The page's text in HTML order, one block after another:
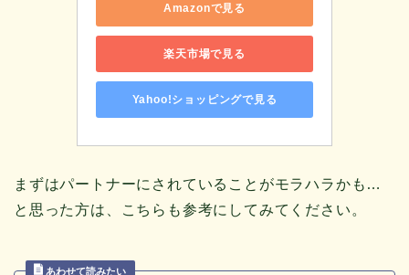
Amazonで見る
楽天市場で見る
Yahoo!ショッピングで見る
まずはパートナーにされていることがモラハラかも…
と思った方は、こちらも参考にしてみてください。